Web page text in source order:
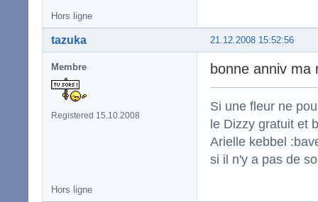
Hors ligne
21.12.2008 15:52:56
tazuka
Membre
Registered 15.10.2008
bonne anniv ma
Si une fleur ne
le Dizzy gratuit et
Arielle kebbel
si il n'y a pas de
Hors ligne